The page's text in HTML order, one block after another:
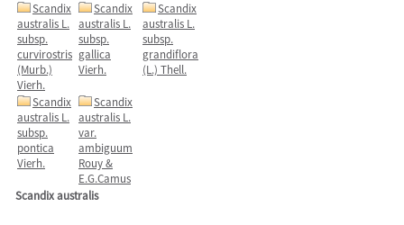
Scandix
australis L.
subsp.
curvirostris
(Murb.)
Vierh.
Scandix
australis L.
subsp.
gallica
Vierh.
Scandix
australis L.
subsp.
grandiflora
(L.) Thell.
Scandix
australis L.
subsp.
pontica
Vierh.
Scandix
australis L.
var.
ambiguum
Rouy &
E.G.Camus
Scandix australis